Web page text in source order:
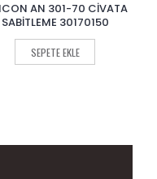
0
out
of
5
EASY-MIX METAL
REÇİNE 10652050
SEPETE EKLE